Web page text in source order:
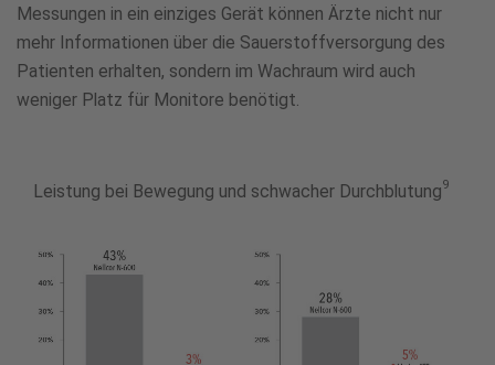
Messungen in ein einziges Gerät können Ärzte nicht nur
mehr Informationen über die Sauerstoffversorgung des
Patienten erhalten, sondern im Wachraum wird auch
weniger Platz für Monitore benötigt.
Leistung bei Bewegung und schwacher Durchblutung9